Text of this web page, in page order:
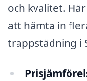
och kvalitet.
att hämta in
trappstädning i